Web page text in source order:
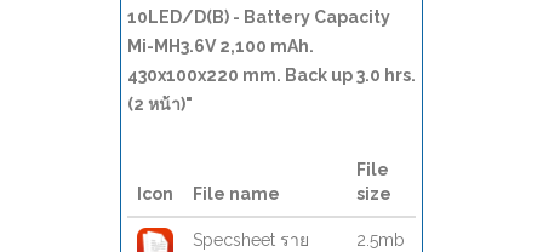
10LED/D(B) - Battery Capacity
Mi-MH3.6V 2,100 mAh.
430x100x220 mm. Back up 3.0 hrs.
(2 หน้า)"
Icon File name
File
size
Specsheet ราย
2.5mb